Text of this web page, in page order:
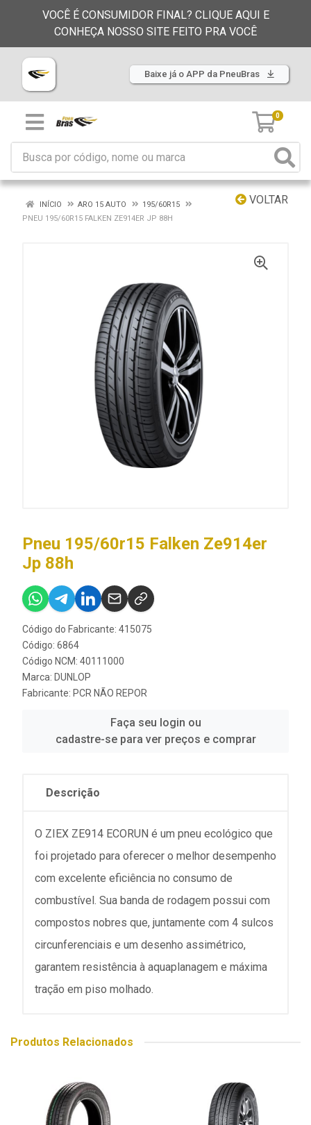
VOCÊ É CONSUMIDOR FINAL? CLIQUE AQUI E
CONHEÇA NOSSO SITE FEITO PRA VOCÊ
Baixe já o APP da PneuBras
0
VOLTAR
INÍCIO ARO 15 AUTO
195/60R15
PNEU 195/60R15 FALKEN ZE914ER JP 88H
Pneu 195/60r15 Falken Ze914er
Jp 88h
Código do Fabricante: 415075
Código: 6864
Código NCM: 40111000
Marca: DUNLOP
Fabricante: PCR NÃO REPOR
Faça seu login ou
cadastre-se para ver preços e comprar
Descrição
O ZIEX ZE914 ECORUN é um pneu ecológico que
foi projetado para oferecer o melhor desempenho
com excelente eficiência no consumo de
combustível. Sua banda de rodagem possui com
compostos nobres que, juntamente com 4 sulcos
circunferenciais e um desenho assimétrico,
garantem resistência à aquaplanagem e máxima
tração em piso molhado.
Produtos Relacionados